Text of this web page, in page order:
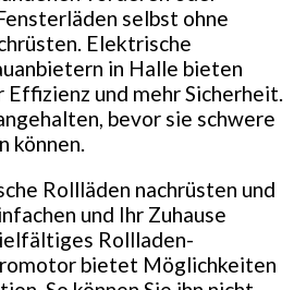
selbst ohne
Elektrische
in Halle bieten
und mehr Sicherheit.
bevor sie schwere
können.
Rollläden nachrüsten und
und Ihr Zuhause
Rollladen-
bietet Möglichkeiten